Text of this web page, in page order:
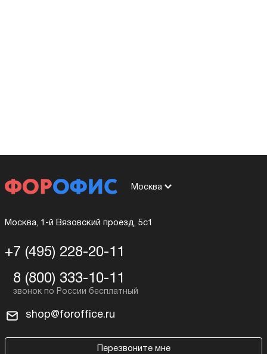
Москва
Москва, 1-й Вязовский проезд, 5с1
+7 (495) 228-20-11
8 (800) 333-10-11
shop@foroffice.ru
Перезвоните мне